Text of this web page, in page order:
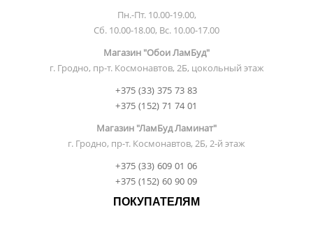
Пн.-Пт. 10.00-19.00,
Сб. 10.00-18.00, Вс. 10.00-17.00
Магазин "Обои ЛамБуд"
г. Гродно, пр-т. Космонавтов, 2Б, цокольный этаж
+375 (33) 375 73 83
+375 (152) 71 74 01
Магазин "ЛамБуд Ламинат"
г. Гродно, пр-т. Космонавтов, 2Б, 2-й этаж
+375 (33) 609 01 06
+375 (152) 60 90 09
ПОКУПАТЕЛЯМ